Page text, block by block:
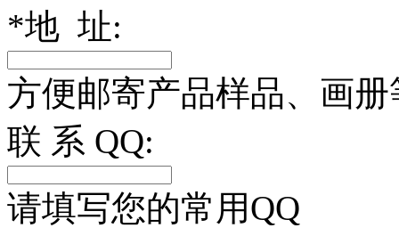
*地 址:
方便邮寄产品样品、画
联 系 QQ:
请填写您的常用QQ